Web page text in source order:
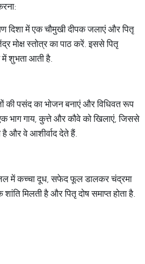
दिशा में एक चौमुखी दीपक जलाएं और पितृ
मोक्ष स्तोत्र का पाठ करें. इससे पितृ
शुभता आती है.
की पसंद का भोजन बनाएं और विधिवत रूप
भाग गाय, कुत्ते और कौवे को खिलाएं, जिससे
है और वे आशीर्वाद देते हैं.
में कच्चा दूध, सफेद फूल डालकर चंद्रमा
मिलती है और पितृ दोष समाप्त होता है.